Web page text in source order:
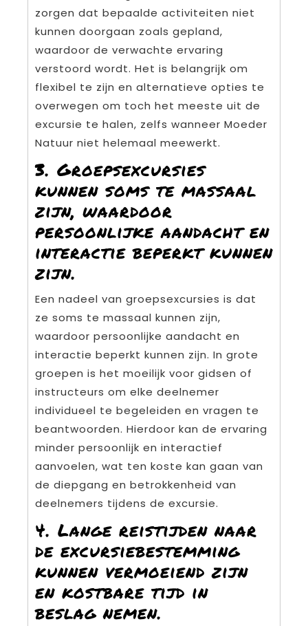
zorgen dat bepaalde activiteiten niet
kunnen doorgaan zoals gepland,
waardoor de verwachte ervaring
verstoord wordt. Het is belangrijk om
flexibel te zijn en alternatieve opties te
overwegen om toch het meeste uit de
excursie te halen, zelfs wanneer Moeder
Natuur niet helemaal meewerkt.
3. Groepsexcursies
kunnen soms te massaal
zijn, waardoor
persoonlijke aandacht en
interactie beperkt kunnen
zijn.
Een nadeel van groepsexcursies is dat
ze soms te massaal kunnen zijn,
waardoor persoonlijke aandacht en
interactie beperkt kunnen zijn. In grote
groepen is het moeilijk voor gidsen of
instructeurs om elke deelnemer
individueel te begeleiden en vragen te
beantwoorden. Hierdoor kan de ervaring
minder persoonlijk en interactief
aanvoelen, wat ten koste kan gaan van
de diepgang en betrokkenheid van
deelnemers tijdens de excursie.
4. Lange reistijden naar
de excursiebestemming
kunnen vermoeiend zijn
en kostbare tijd in
beslag nemen.